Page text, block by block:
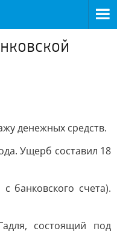
денежных средств.
Ущерб составил 18
банковского счета).
состоящий под